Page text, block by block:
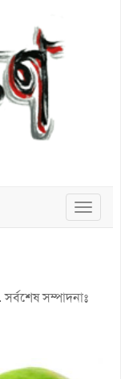
Toggle
সম্পাদনাঃ